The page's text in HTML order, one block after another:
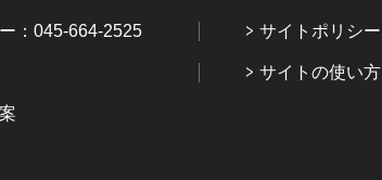
：045-664-2525 サイトポリシー
サイトの使い方